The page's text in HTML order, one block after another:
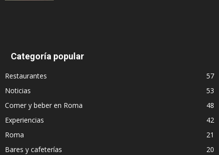
Categoría popular
Restaurantes
57
Noticias
53
Comer y beber en Roma
48
Experiencias
42
Roma
21
Bares y cafeterías
20